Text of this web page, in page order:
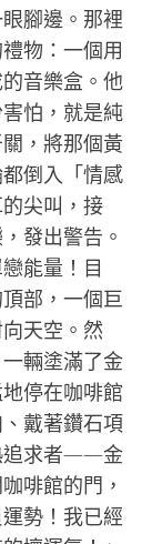
腳邊。那裡
物：一個用
音樂盒。他
怕，就是純
，將那個黃
倒入「情感
尖叫，接
發出警告。
能量！目
部，一個巨
天空。然
輛塗滿了金
停在咖啡館
戴著鑽石項
追求者——金
啡館的門，
勢！我已經